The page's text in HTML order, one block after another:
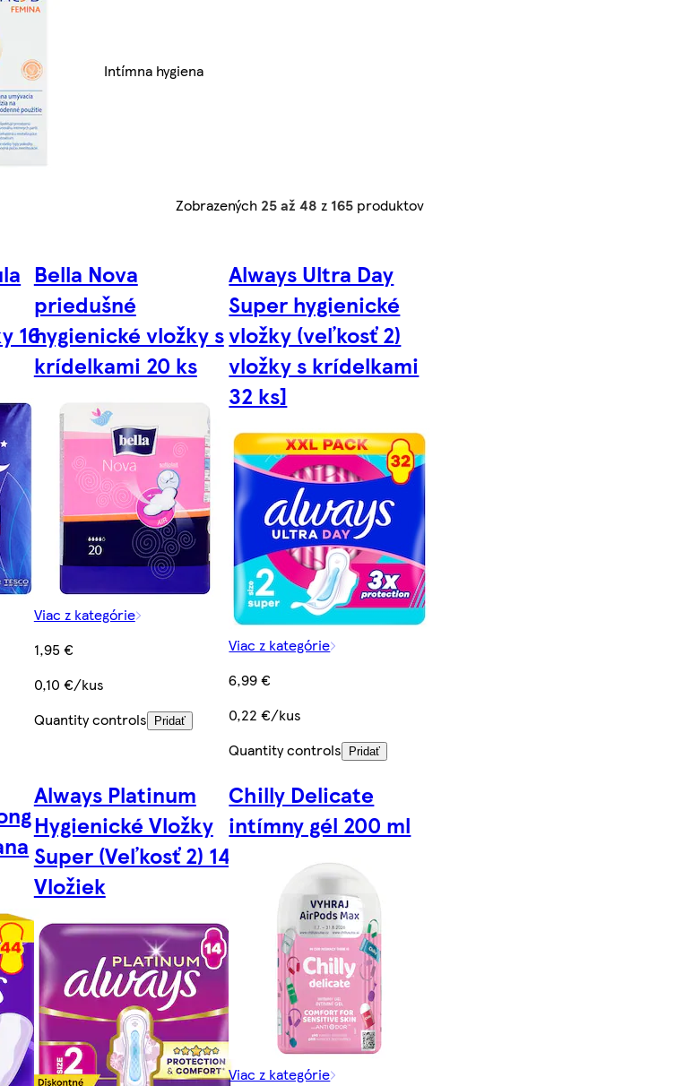
Intímna hygiena
Zobrazených 25 až 48 z 165 produktov
16
Bella Nova
priedušné
hygienické vložky s
krídelkami 20 ks
Viac z kategórie
1,95 €
0,10 €/kus
Quantity controls
Pridať
Always Ultra Day
Super hygienické
vložky (veľkosť 2)
vložky s krídelkami
32 ks]
Viac z kategórie
6,99 €
0,22 €/kus
Quantity controls
Pridať
Always Platinum
Hygienické Vložky
Super (Veľkosť 2) 14
Vložiek
Chilly Delicate
intímny gél 200 ml
Viac z kategórie